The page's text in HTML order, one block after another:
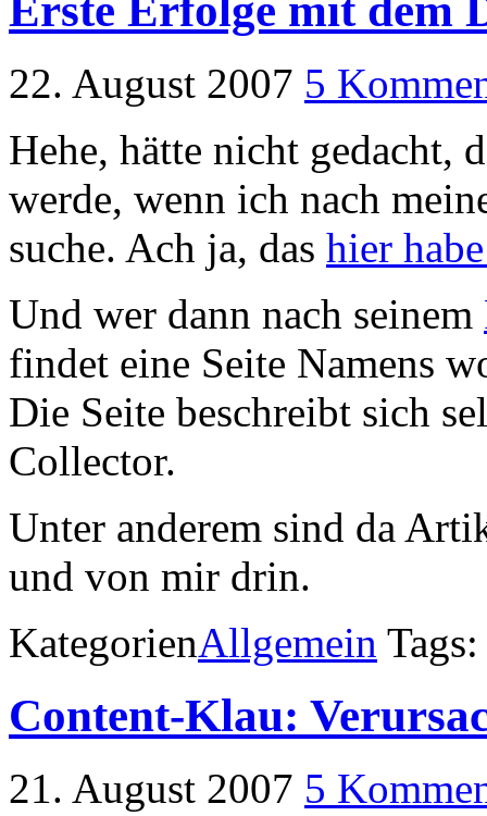
Erste Erfolge mit dem
22. August 2007 5
Hehe, hätte nicht gedacht,
werde, wenn ich nach
suche. Ach ja, das hier
Und wer dann nach seinem
findet eine Seite Namens
Die Seite beschreibt sich
Collector.
Unter anderem sind da
und von mir drin.
KategorienAllgemein
Content-Klau:
21. August 2007 5